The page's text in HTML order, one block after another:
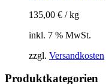
135,00 € /kg
inkl. 7 % MwSt.
zzgl. Versandkosten
Produktkategorien